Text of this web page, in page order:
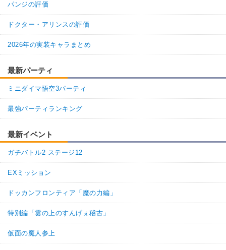
パンジの評価
ドクター・アリンスの評価
2026年の実装キャラまとめ
最新パーティ
ミニダイマ悟空3パーティ
最強パーティランキング
最新イベント
ガチバトル2 ステージ12
EXミッション
ドッカンフロンティア「魔の力編」
特別編「雲の上のすんげぇ稽古」
仮面の魔人参上